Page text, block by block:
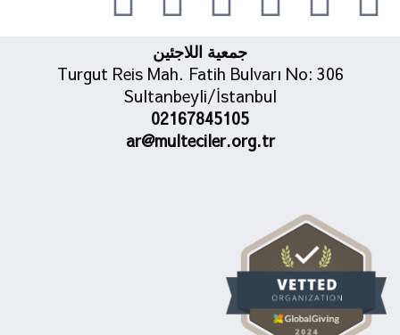
جمعية اللاجئين
Turgut Reis Mah. Fatih Bulvarı No: 306
Sultanbeyli/İstanbul
02167845105
ar@multeciler.org.tr